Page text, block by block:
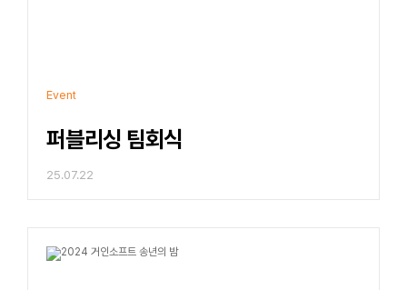
Event
퍼블리싱 팀회식
25.07.22